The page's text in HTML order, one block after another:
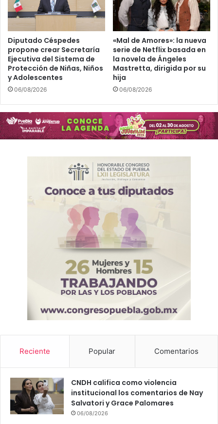
m
a
d
o
C
n
t
i
n
g
e
c
i
a
s
e
Diputado Céspedes
propone crear Secretaría
Ejecutiva del Sistema de
Protección de Niñas, Niños
y Adolescentes
06/08/2026
«Mal de Amores»: la nueva
serie de Netflix basada en
la novela de Ángeles
Mastretta, dirigida por su
hija
06/08/2026
Reciente Popular Comentarios
CNDH califica como violencia
institucional los comentarios de Nay
Salvatori y Grace Palomares
06/08/2026